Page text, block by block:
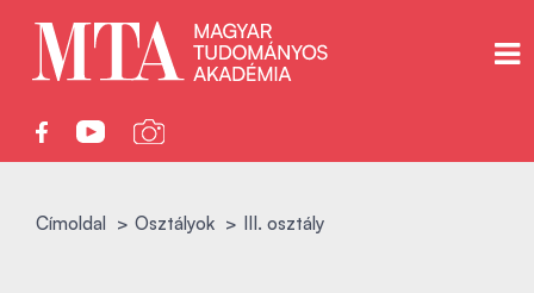
Címoldal Osztályok III. osztály